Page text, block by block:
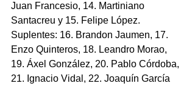
Juan Francesio, 14. Martiniano
Santacreu y 15. Felipe López.
Suplentes: 16. Brandon Jaumen, 17.
Enzo Quinteros, 18. Leandro Morao,
19. Áxel González, 20. Pablo Córdoba,
21. Ignacio Vidal, 22. Joaquín García